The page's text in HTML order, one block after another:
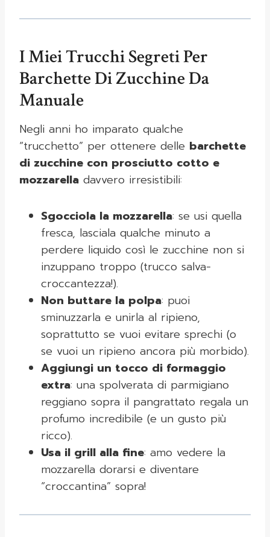
I Miei Trucchi Segreti Per
Barchette Di Zucchine Da
Manuale
Negli anni ho imparato qualche
“trucchetto” per ottenere delle barchette
di zucchine con prosciutto cotto e
mozzarella davvero irresistibili:
Sgocciola la mozzarella: se usi quella
fresca, lasciala qualche minuto a
perdere liquido così le zucchine non si
inzuppano troppo (trucco salva-
croccantezza!).
Non buttare la polpa: puoi
sminuzzarla e unirla al ripieno,
soprattutto se vuoi evitare sprechi (o
se vuoi un ripieno ancora più morbido).
Aggiungi un tocco di formaggio
extra: una spolverata di parmigiano
reggiano sopra il pangrattato regala un
profumo incredibile (e un gusto più
ricco).
Usa il grill alla fine: amo vedere la
mozzarella dorarsi e diventare
“croccantina” sopra!